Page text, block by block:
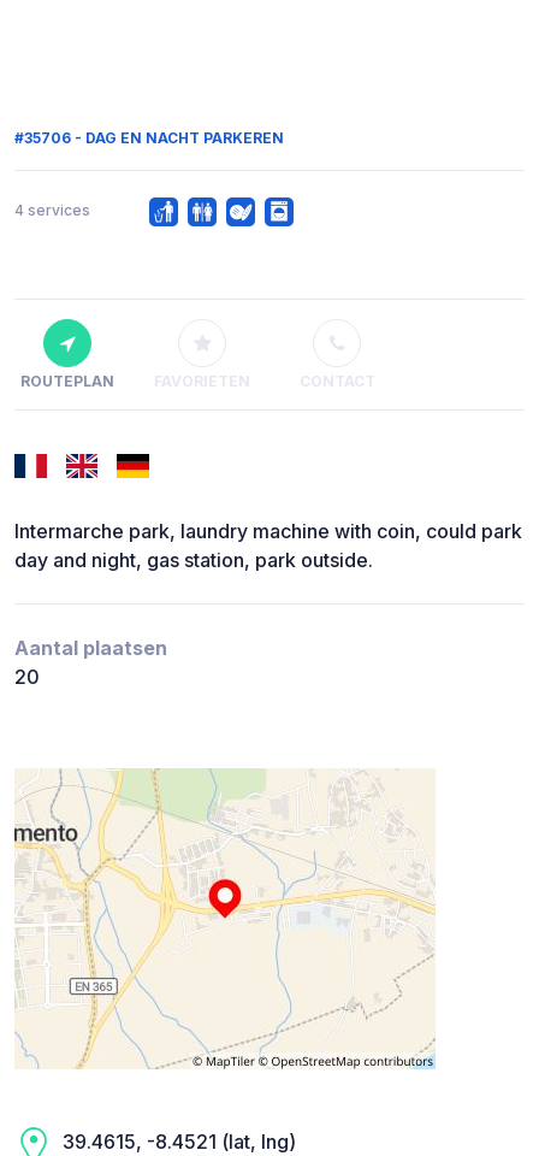
#35706 - DAG EN NACHT PARKEREN
4 services
ROUTEPLAN FAVORIETEN CONTACT
Intermarche park, laundry machine with coin, could park
day and night, gas station, park outside.
Aantal plaatsen
20
39.4615, -8.4521 (lat, lng)